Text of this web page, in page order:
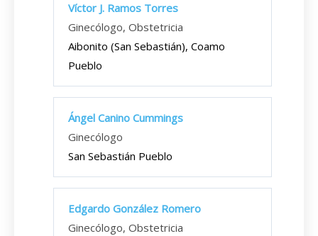
Víctor J. Ramos Torres
Ginecólogo, Obstetricia
Aibonito (San Sebastián), Coamo
Pueblo
Ángel Canino Cummings
Ginecólogo
San Sebastián Pueblo
Edgardo González Romero
Ginecólogo, Obstetricia